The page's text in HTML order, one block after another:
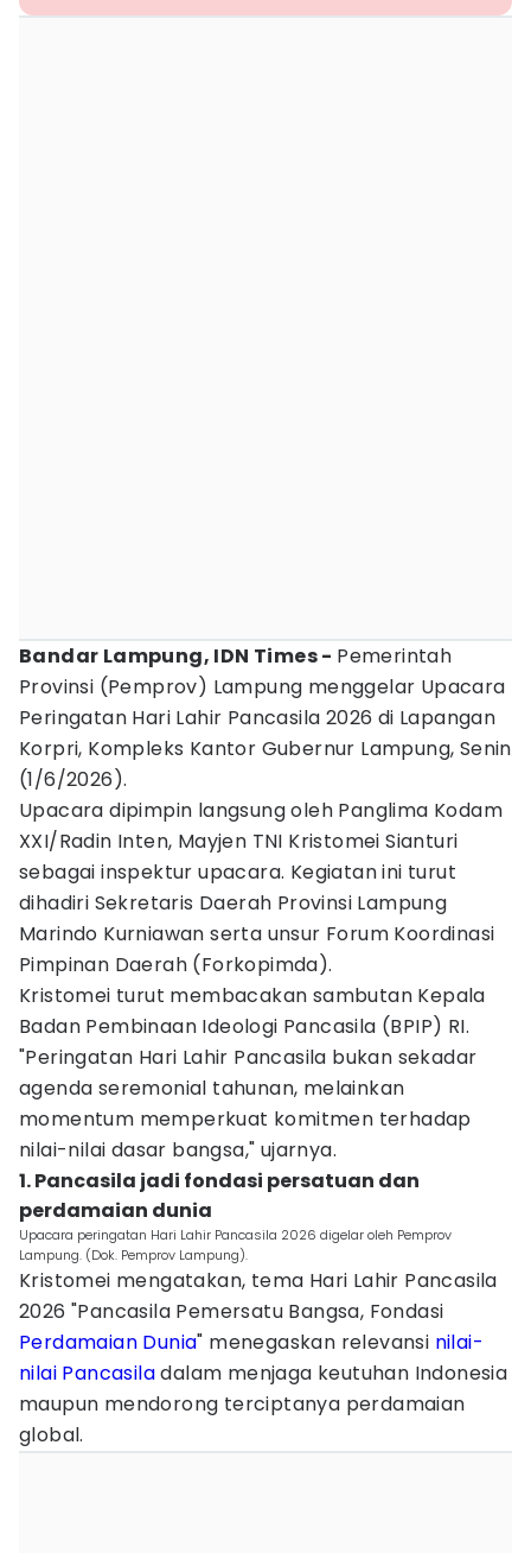
Bandar Lampung, IDN Times - Pemerintah
Provinsi (Pemprov) Lampung menggelar Upacara
Peringatan Hari Lahir Pancasila 2026 di Lapangan
Korpri, Kompleks Kantor Gubernur Lampung, Senin
(1/6/2026).
Upacara dipimpin langsung oleh Panglima Kodam
XXI/Radin Inten, Mayjen TNI Kristomei Sianturi
sebagai inspektur upacara. Kegiatan ini turut
dihadiri Sekretaris Daerah Provinsi Lampung
Marindo Kurniawan serta unsur Forum Koordinasi
Pimpinan Daerah (Forkopimda).
Kristomei turut membacakan sambutan Kepala
Badan Pembinaan Ideologi Pancasila (BPIP) RI.
"Peringatan Hari Lahir Pancasila bukan sekadar
agenda seremonial tahunan, melainkan
momentum memperkuat komitmen terhadap
nilai-nilai dasar bangsa," ujarnya.
1. Pancasila jadi fondasi persatuan dan
perdamaian dunia
Upacara peringatan Hari Lahir Pancasila 2026 digelar oleh Pemprov
Lampung. (Dok. Pemprov Lampung).
Kristomei mengatakan, tema Hari Lahir Pancasila
2026 "Pancasila Pemersatu Bangsa, Fondasi
Perdamaian Dunia" menegaskan relevansi nilai-
nilai Pancasiladalam menjaga keutuhan Indonesia
maupun mendorong terciptanya perdamaian
global.